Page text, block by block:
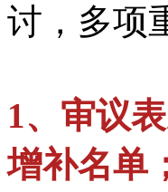
讨，多项
1、审议
增补名单